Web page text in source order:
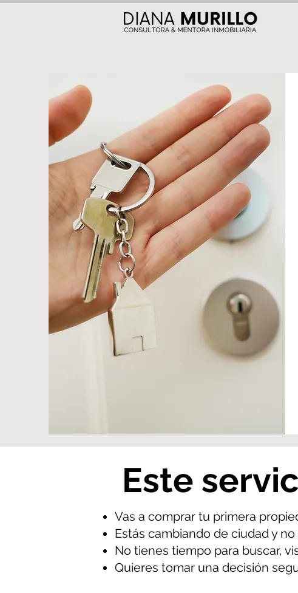
Este
Vas a comprar tu primera
Estás cambiando de ciudad y
No tienes tiempo para buscar,
Quieres tomar una decisión